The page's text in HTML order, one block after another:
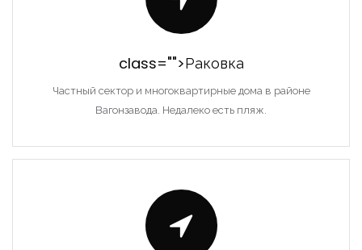
class="">Раковка
Частный сектор и многоквартирные дома в районе
Вагонзавода. Недалеко есть пляж.